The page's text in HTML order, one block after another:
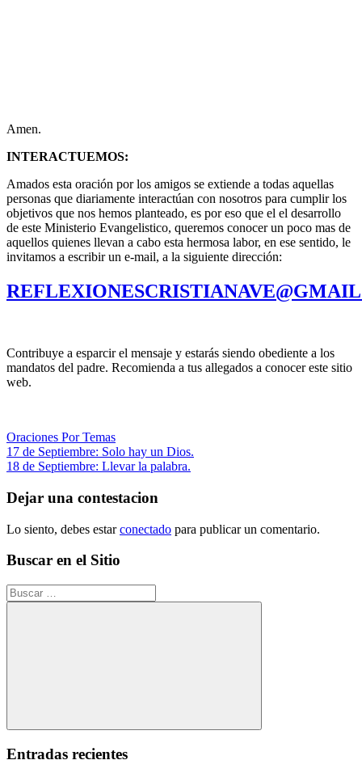
Amen.
INTERACTUEMOS:
Amados esta oración por los amigos se extiende a todas aquellas
personas que diariamente interactúan con nosotros para cumplir los
objetivos que nos hemos planteado, es por eso que el el desarrollo
de este Ministerio Evangelistico, queremos conocer un poco mas de
aquellos quienes llevan a cabo esta hermosa labor, en ese sentido, le
invitamos a escribir un e-mail, a la siguiente dirección:
Contribuye a esparcir el mensaje y estarás siendo obediente a los
mandatos del padre. Recomienda a tus allegados a conocer este sitio
web.
Oraciones Por Temas
Navegación
de
entradas
Entrada
anterior:
17 de Septiembre: Solo hay un Dios.
Siguiente
18 de Septiembre: Llevar la palabra.
Dejar una contestacion
Lo siento, debes estarconectado para publicar un comentario.
Buscar en el Sitio
Buscar:
Buscar
Entradas recientes